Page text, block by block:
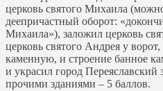
церковь святого Михаила
деепричастный оборот:
Михаила»), заложил церковь
церковь святого Андрея у
каменную, и строение банное
и украсил город
прочими зданиями – 5 баллов.